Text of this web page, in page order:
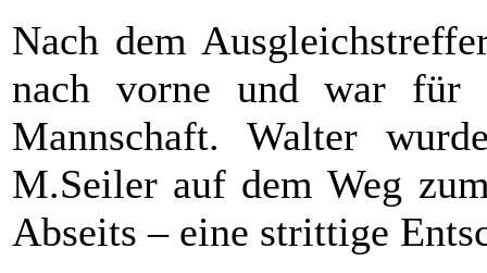
Nach dem
nach vorne und war für
Mannschaft. Walter
M.Seiler auf dem Weg
Abseits – eine strittige